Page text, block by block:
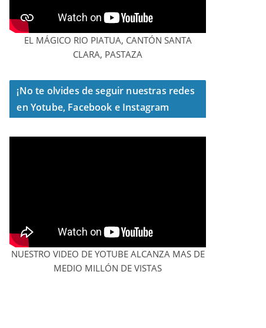
EL MÁGICO RIO PIATUA, CANTÓN SANTA
CLARA, PASTAZA
¡No te olvides de seguir nuestras redes
en Yotube, Facebook e Instagram
NUESTRO VIDEO DE YOTUBE ALCANZA MAS DE
MEDIO MILLÓN DE VISTAS